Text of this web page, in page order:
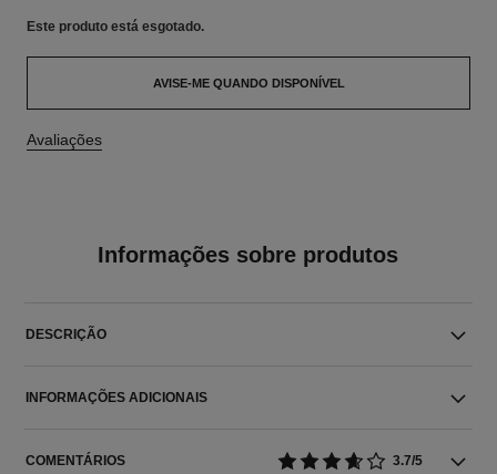
Este produto está esgotado.
AVISE-ME QUANDO DISPONÍVEL
Avaliações
Informações sobre produtos
DESCRIÇÃO
INFORMAÇÕES ADICIONAIS
COMENTÁRIOS 3.7/5